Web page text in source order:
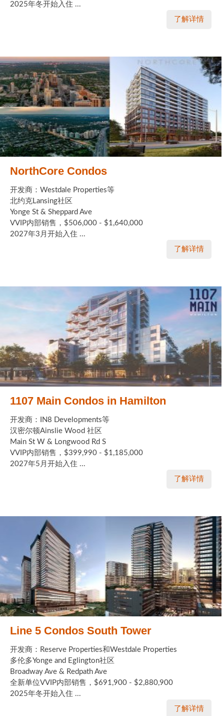
加拿大的历史文化
加拿大社会保险系统
定居安大略省
安大略省免费医疗保险
加拿大的福利制度
吃货眼中的加拿大地图
2025年冬开始入住 ...
了解详情
NorthCore Condos
开发商：Westdale Properties等
北约克Lansing社区
Yonge St & Sheppard Ave
VVIP内部销售，$506,000 - $1,640,000
2027年3月开始入住 ...
了解详情
1107 Main Condos in Hamilton
开发商：IN8 Developments等
汉密尔顿Ainslie Wood 社区
Main St W & Longwood Rd S
VVIP内部销售，$399,990 - $1,185,000
2027年5月开始入住 ...
了解详情
Line 5 Condos South Tower
开发商：Reserve Properties和Westdale Properties
多伦多Yonge and Eglington社区
Broadway Ave & Redpath Ave
全新单位VVIP内部销售，$691,900 - $2,880,900
2025年冬开始入住 ...
了解详情